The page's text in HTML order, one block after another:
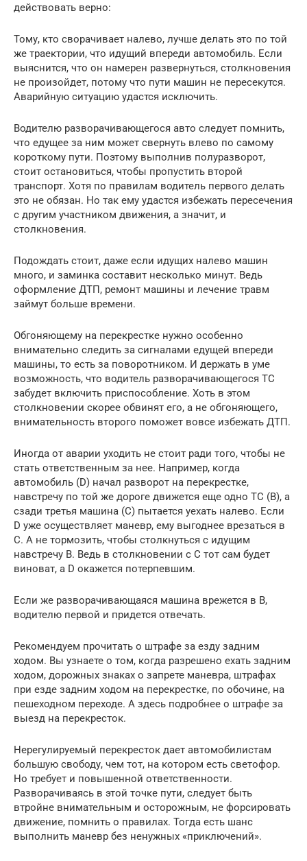
действовать верно:
Тому, кто сворачивает налево, лучше делать это по той
же траектории, что идущий впереди автомобиль. Если
выяснится, что он намерен развернуться, столкновения
не произойдет, потому что пути машин не пересекутся.
Аварийную ситуацию удастся исключить.
Водителю разворачивающегося авто следует помнить,
что едущее за ним может свернуть влево по самому
короткому пути. Поэтому выполнив полуразворот,
стоит остановиться, чтобы пропустить второй
транспорт. Хотя по правилам водитель первого делать
это не обязан. Но так ему удастся избежать пересечения
с другим участником движения, а значит, и
столкновения.
Подождать стоит, даже если идущих налево машин
много, и заминка составит несколько минут. Ведь
оформление ДТП, ремонт машины и лечение травм
займут больше времени.
Обгоняющему на перекрестке нужно особенно
внимательно следить за сигналами едущей впереди
машины, то есть за поворотником. И держать в уме
возможность, что водитель разворачивающегося ТС
забудет включить приспособление. Хоть в этом
столкновении скорее обвинят его, а не обгоняющего,
внимательность второго поможет вовсе избежать ДТП.
Иногда от аварии уходить не стоит ради того, чтобы не
стать ответственным за нее. Например, когда
автомобиль (D) начал разворот на перекрестке,
навстречу по той же дороге движется еще одно ТС (B), а
сзади третья машина (С) пытается уехать налево. Если
D уже осуществляет маневр, ему выгоднее врезаться в
С. А не тормозить, чтобы столкнуться с идущим
навстречу B. Ведь в столкновении с C тот сам будет
виноват, а D окажется потерпевшим.
Если же разворачивающаяся машина врежется в B,
водителю первой и придется отвечать.
Рекомендуем прочитать о штрафе за езду задним
ходом. Вы узнаете о том, когда разрешено ехать задним
ходом, дорожных знаках о запрете маневра, штрафах
при езде задним ходом на перекрестке, по обочине, на
пешеходном переходе. А здесь подробнее о штрафе за
выезд на перекресток.
Нерегулируемый перекресток дает автомобилистам
большую свободу, чем тот, на котором есть светофор.
Но требует и повышенной ответственности.
Разворачиваясь в этой точке пути, следует быть
втройне внимательным и осторожным, не форсировать
движение, помнить о правилах. Тогда есть шанс
выполнить маневр без ненужных «приключений».